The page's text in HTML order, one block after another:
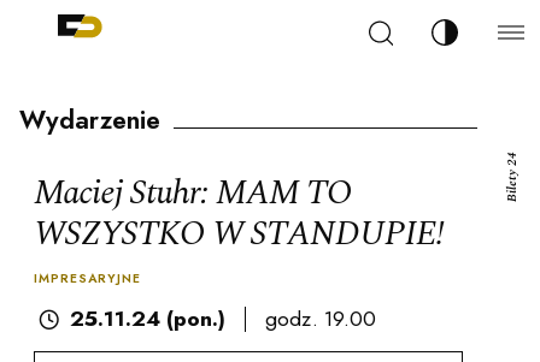
Szukaj Zmień
Wydarzenie
Maciej Stuhr: MAM TO
WSZYSTKO W STANDUPIE!
IMPRESARYJNE
25.11.24 (pon.) godz. 19.00
Bilety 24